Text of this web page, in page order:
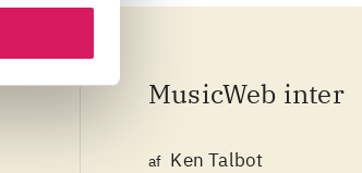
MusicWeb
af Ken Talbot